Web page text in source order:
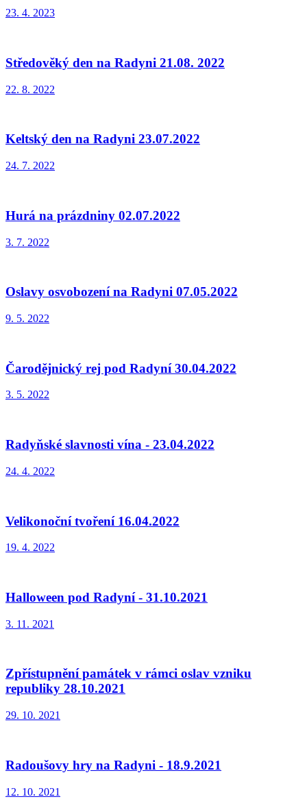
23. 4. 2023
Středověký den na Radyni 21.08. 2022
22. 8. 2022
Keltský den na Radyni 23.07.2022
24. 7. 2022
Hurá na prázdniny 02.07.2022
3. 7. 2022
Oslavy osvobození na Radyni 07.05.2022
9. 5. 2022
Čarodějnický rej pod Radyní 30.04.2022
3. 5. 2022
Radyňské slavnosti vína - 23.04.2022
24. 4. 2022
Velikonoční tvoření 16.04.2022
19. 4. 2022
Halloween pod Radyní - 31.10.2021
3. 11. 2021
Zpřístupnění památek v rámci oslav vzniku
republiky 28.10.2021
29. 10. 2021
Radoušovy hry na Radyni - 18.9.2021
12. 10. 2021